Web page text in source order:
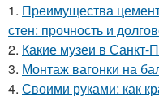
1. Преимущества
стен: прочность и
2. Какие музеи в
3. Монтаж вагонки на
4. Своими руками: как